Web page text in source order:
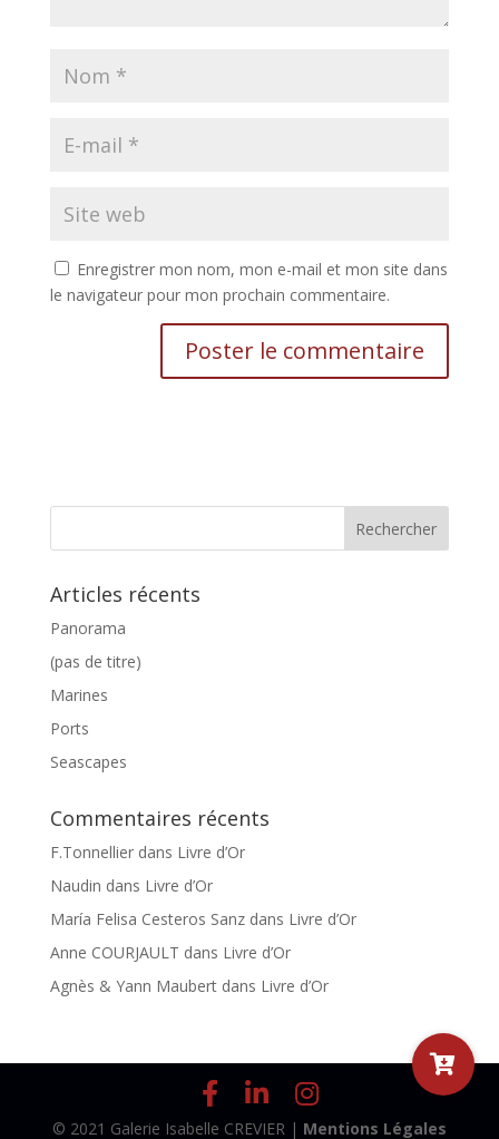
Enregistrer mon nom, mon e-mail et mon site dans
le navigateur pour mon prochain commentaire.
Articles récents
Panorama
(pas de titre)
Marines
Ports
Seascapes
Commentaires récents
F.Tonnellierdans Livre d’Or
Naudin dans Livre d’Or
María Felisa Cesteros Sanzdans Livre d’Or
Anne COURJAULT dans Livre d’Or
Agnès & Yann Maubertdans Livre d’Or
© 2021 Galerie Isabelle CREVIER | Mentions Légales